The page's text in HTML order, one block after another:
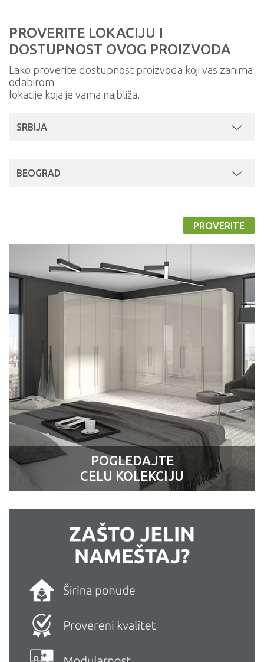
PROVERITE LOKACIJU I
DOSTUPNOST OVOG PROIZVODA
Lako proverite dostupnost proizvoda koji vas zanima
odabirom
lokacije koja je vama najbliža.
SRBIJA
BEOGRAD
PROVERITE
POGLEDAJTE
CELU KOLEKCIJU